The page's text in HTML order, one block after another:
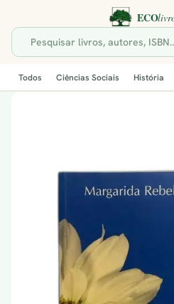
Todos Ciências Sociais História